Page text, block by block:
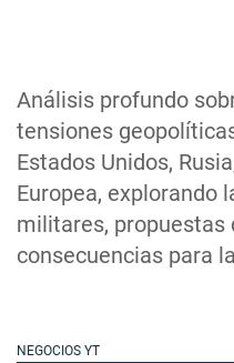
Análisis profundo
tensiones
Estados Unidos,
Europea, explorando
militares, propuestas
consecuencias para
NEGOCIOS YT